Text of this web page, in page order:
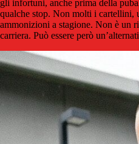
gli infortuni, anche prima della
qualche stop. Non molti i cartellini,
ammonizioni a stagione. Non è un
carriera. Può essere però